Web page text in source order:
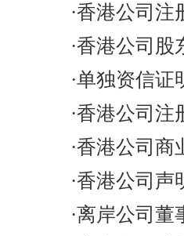
·香港公司注
·香港公司股
·单独资信证
·香港公司注
·香港公司商
·香港公司声
·离岸公司董